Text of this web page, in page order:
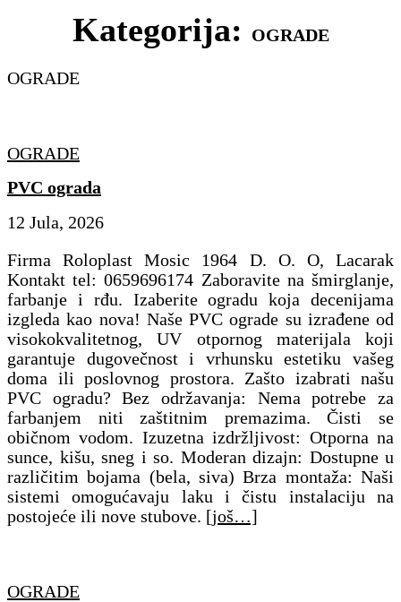
Kategorija: OGRADE
OGRADE
OGRADE
PVC ograda
12 Jula, 2026
Firma Roloplast Mosic 1964 D. O. O, Lacarak
Kontakt tel: 0659696174 Zaboravite na šmirglanje,
farbanje i rđu. Izaberite ogradu koja decenijama
izgleda kao nova! ​Naše PVC ograde su izrađene od
visokokvalitetnog, UV otpornog materijala koji
garantuje dugovečnost i vrhunsku estetiku vašeg
doma ili poslovnog prostora. Zašto izabrati našu
PVC ogradu? ​Bez održavanja: Nema potrebe za
farbanjem niti zaštitnim premazima. Čisti se
običnom vodom. ​Izuzetna izdržljivost: Otporna na
sunce, kišu, sneg i so. ​Moderan dizajn: Dostupne u
različitim bojama (bela, siva) ​Brza montaža: Naši
sistemi omogućavaju laku i čistu instalaciju na
postojeće ili nove stubove. [još…]
OGRADE